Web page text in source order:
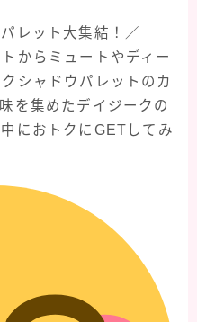
レット大集結！／
からミュートやディー
シャドウパレットのカ
を集めたデイジークの
におトクにGETしてみ